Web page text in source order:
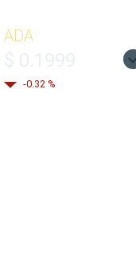
ADA
-0.32 %